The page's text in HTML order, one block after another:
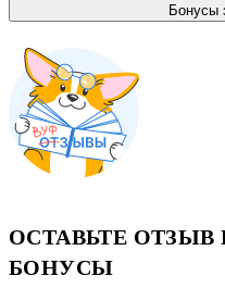
Бонусы
ОСТАВЬТЕ
БОНУСЫ